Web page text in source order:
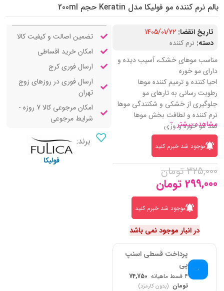
بالم نرم کننده مو فولیکا مدل Keratin حجم 200ml
تاریخ انقضا: 1405/01/22
دسته: نرم کننده
مناسب موهای خشک، آسیب دیده و
دارای مو خوره
احیا کننده و ترمیم کننده موها
رطوبت رسانی به تارهای مو
جلوگیری از خشکی و شکنندگی موها
نرم کننده و لطافت بخش موها
ضد مو خوره و وزی
تقویت کننده و تغذیه کننده موها
تسهیل کننده شانه پذیری مو
جلوگیری از گره خوردگی موها
درخشان کننده و براق کننده موها
حاوی کراتین و روغن آرگان
مشاهده بیشتر
موجود شد خبرم کنید
325,000 تومان
299,000 تومان
موجود شد خبرم کنید
در انبار موجود نمی باشد
پرداخت قسطی اسنپ
پی
۴ قسط ماهیانه
74,750
تومان (بدون کارمزد)
تضمین اصالت و کیفیت کالا
امکان خرید اقساطی
ارسال فوری کرج
ارسال فوری در روزهای زوج
تهران
امکان مرجوعی کالا 7 روزه -
شرایط مرجوعی
برند:
فولیکا